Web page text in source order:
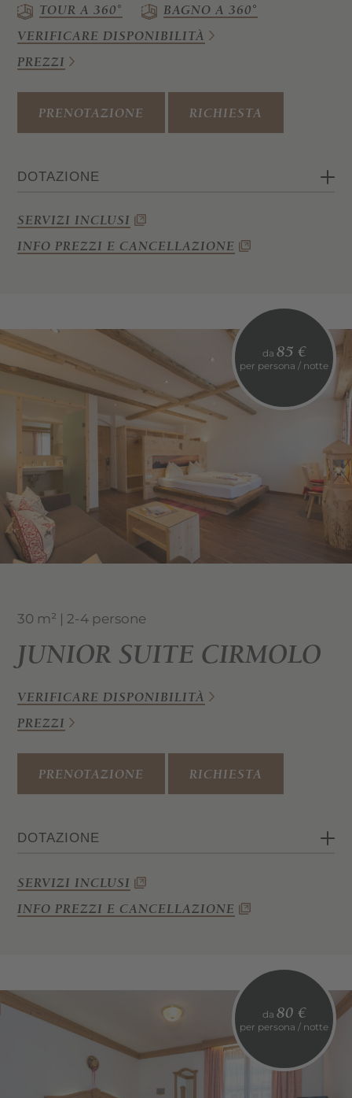
TOUR A 360°
BAGNO A 360°
VERIFICARE DISPONIBILITÀ
PREZZI
PRENOTAZIONE RICHIESTA
SERVIZI INCLUSI
INFO PREZZI E CANCELLAZIONE
DOTAZIONE
Camera matrimoniale
Wi-Fi, cassaforte, telefono e TV satellitare
Balcone
30 m² | 2-4 persone
JUNIOR SUITE CIRMOLO
da 85 €
per persona / notte
VERIFICARE DISPONIBILITÀ
PREZZI
PRENOTAZIONE RICHIESTA
SERVIZI INCLUSI
INFO PREZZI E CANCELLAZIONE
DOTAZIONE
di cirmolo
Angolo soggiorno con divano
Wi-Fi, cassaforte, telefono e TV satellitare
Balcone
da 80 €
per persona / notte